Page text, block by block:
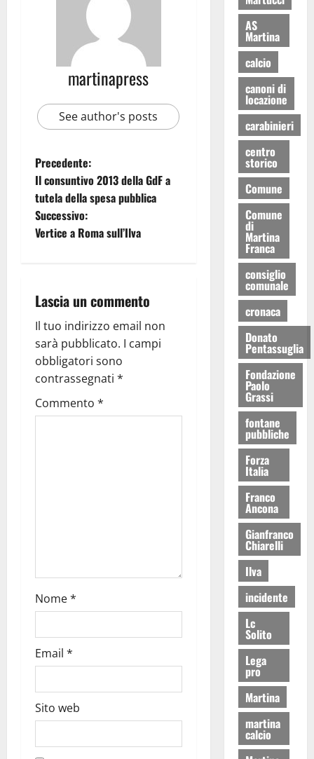
martinapress
See author's posts
Precedente:
Il consuntivo 2013 della GdF a
tutela della spesa pubblica
Successivo:
Vertice a Roma sull’Ilva
Lascia un commento
Il tuo indirizzo email non
sarà pubblicato. I campi
obbligatori sono
contrassegnati *
Commento *
Nome*
Email *
Sito web
AS
Martina
calcio
canoni di
locazione
carabinieri
centro
storico
Comune
Comune
di
Martina
Franca
consiglio
comunale
cronaca
Donato
Pentassuglia
Fondazione
Paolo
Grassi
fontane
pubbliche
Forza
Italia
Franco
Ancona
Gianfranco
Chiarelli
Ilva
incidente
Lc
Solito
Lega
pro
Martina
martina
calcio